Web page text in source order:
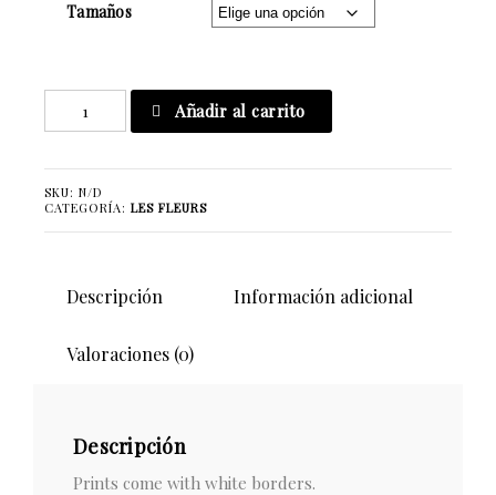
Tamaños
Hit
Añadir al carrito
SKU: N/D
CATEGORÍA: LES FLEURS
Descripción Información adicional
Valoraciones (0)
Descripción
Prints come with white borders.